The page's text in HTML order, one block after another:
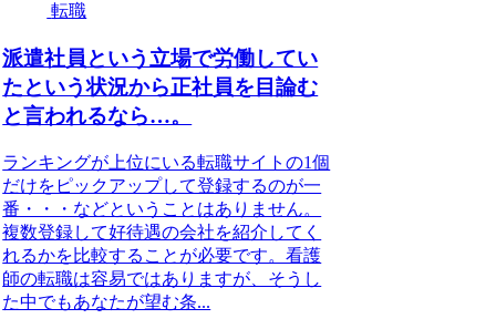
転職
派遣社員という立場で労働してい
たという状況から正社員を目論む
と言われるなら…。
ランキングが上位にいる転職サイトの1個
だけをピックアップして登録するのが一
番・・・などということはありません。
複数登録して好待遇の会社を紹介してく
れるかを比較することが必要です。看護
師の転職は容易ではありますが、そうし
た中でもあなたが望む条...